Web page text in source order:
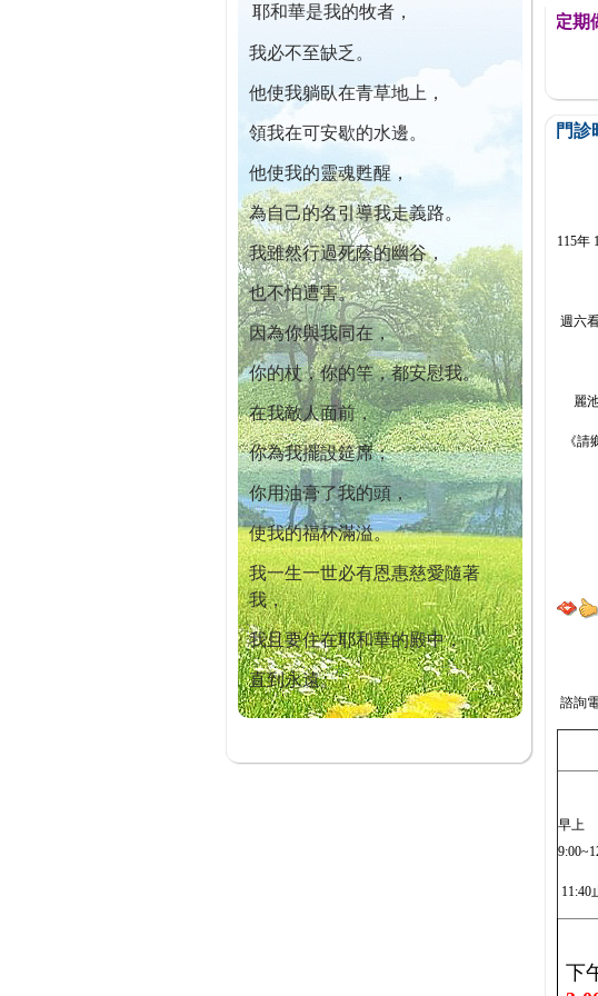
耶和華是我的牧者，
我必不至缺乏。
他使我躺臥在青草地上，
領我在可安歇的水邊。
他使我的靈魂甦醒，
為自己的名引導我走義路。
我雖然行過死蔭的幽谷，
也不怕遭害。
因為你與我同在，
你的杖，你的竿，都安慰我。
在我敵人面前，
你為我擺設筵席；
你用油膏了我的頭，
使我的福杯滿溢。
我一生一世必有恩惠慈愛隨著
我，
我且要住在耶和華的殿中，
直到永遠。
本院自開幕迄今已篩檢出1700位乳癌患者,提醒您定期做乳
門診
115年
週六
麗池
《請
諮詢
早上
11:40
下